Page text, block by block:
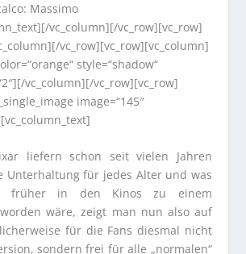
Massimo
vc_column][/vc_row][vc_row]
vc_row][vc_row][vc_column]
style=“shadow“
vc_column][/vc_row][vc_row]
image=“145″
liefern schon seit vielen Jahren
Unterhaltung für jedes Alter und was
früher in den Kinos zu einem
wäre, zeigt man nun also auf
für die Fans diesmal nicht
sondern frei für alle „normalen“